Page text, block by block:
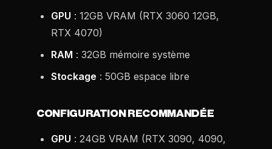
GPU : 12GB VRAM (RTX 3060 12GB,
RTX 4070)
RAM : 32GB mémoire système
Stockage : 50GB espace libre
CONFIGURATION RECOMMANDÉE
GPU : 24GB VRAM (RTX 3090, 4090,